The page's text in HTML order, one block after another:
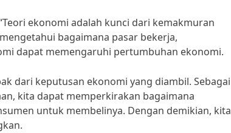
ekonomi adalah kunci dari kemakmuran
bagaimana pasar bekerja,
dapat memengaruhi pertumbuhan ekonomi.
dari keputusan ekonomi yang diambil. Sebagai
kita dapat memperkirakan bagaimana
untuk membelinya. Dengan demikian, kita